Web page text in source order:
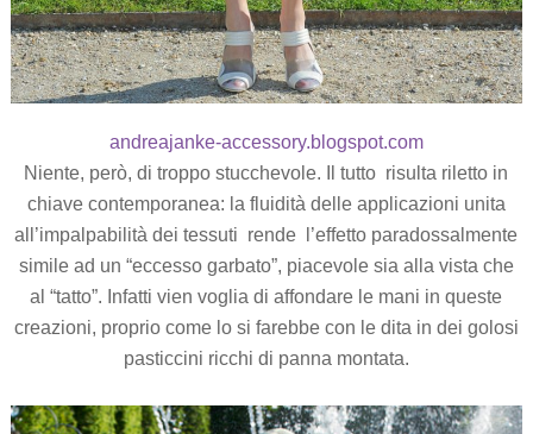
andreajanke-accessory.blogspot.com
Niente, però, di troppo stucchevole. Il tutto risulta riletto in
chiave contemporanea: la fluidità delle applicazioni unita
all’impalpabilità dei tessuti rende l’effetto paradossalmente
simile ad un “eccesso garbato”, piacevole sia alla vista che
al “tatto”. Infatti vien voglia di affondare le mani in queste
creazioni, proprio come lo si farebbe con le dita in dei golosi
pasticcini ricchi di panna montata.